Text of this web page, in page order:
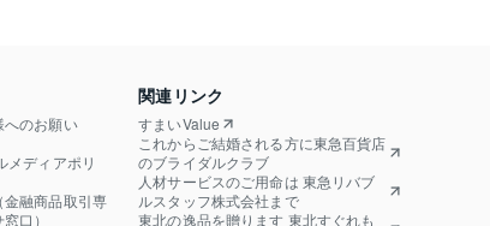
へのお願い
メディアポリ
金融商品取引専
口）
関連リンク
すまいValue
これからご結婚される方に東急百貨店
のブライダルクラブ
人材サービスのご用命は 東急リバブ
ルスタッフ株式会社まで
東北の逸品を贈ります 東北すぐれも